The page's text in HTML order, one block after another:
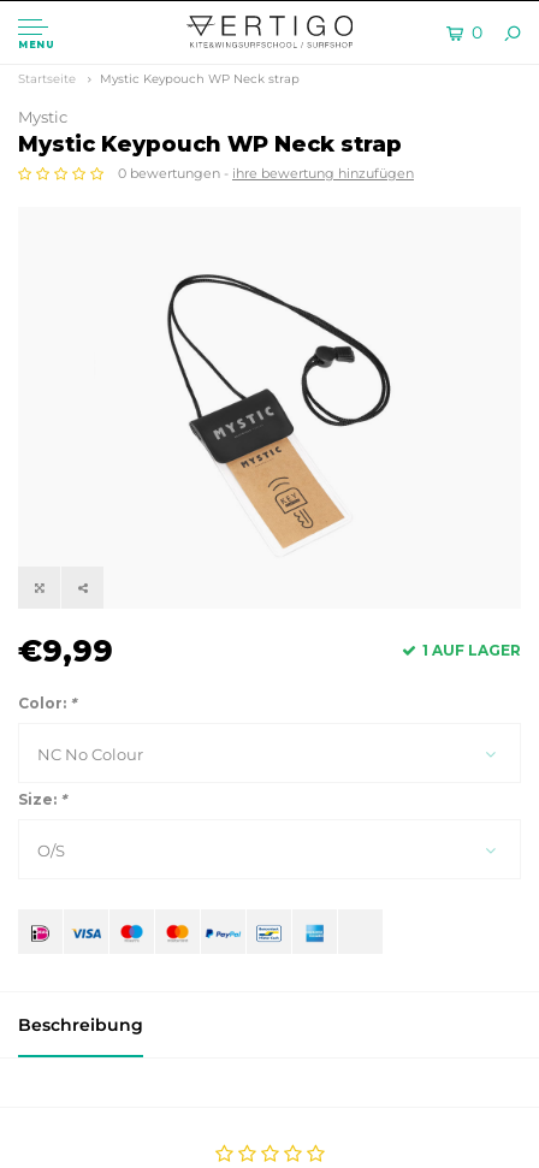
MENU
0
Startseite Mystic Keypouch WP Neck strap
Mystic
Mystic Keypouch WP Neck strap
0 bewertungen - ihre bewertung hinzufügen
€9,99 1 AUF LAGER
Color: *
NC No Colour
Size: *
O/S
Beschreibung